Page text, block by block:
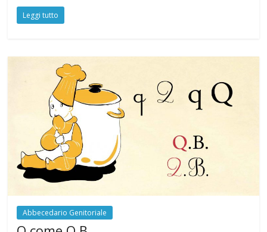
Leggi tutto
Abbecedario Genitoriale